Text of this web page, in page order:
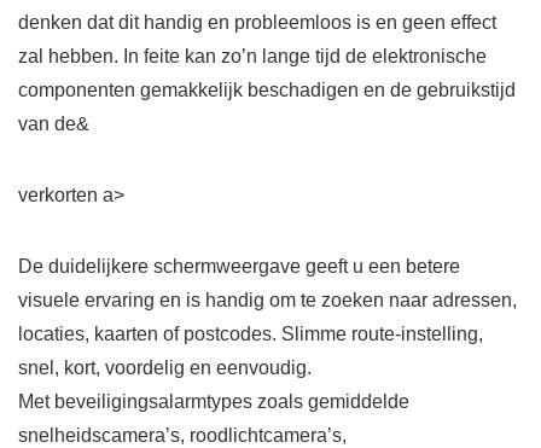
denken dat dit handig en probleemloos is en geen effect
zal hebben. In feite kan zo’n lange tijd de elektronische
componenten gemakkelijk beschadigen en de gebruikstijd
van de&
verkorten a>
De duidelijkere schermweergave geeft u een betere
visuele ervaring en is handig om te zoeken naar adressen,
locaties, kaarten of postcodes. Slimme route-instelling,
snel, kort, voordelig en eenvoudig.
Met beveiligingsalarmtypes zoals gemiddelde
snelheidscamera’s, roodlichtcamera’s,